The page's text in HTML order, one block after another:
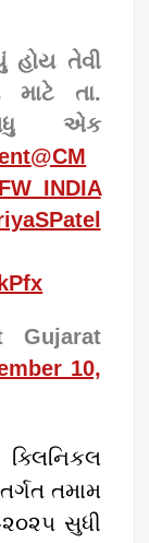
હોય તેવી
માટે તા.
વધુ એક
@CM
Gujarat
10,
તમામ
સુધી